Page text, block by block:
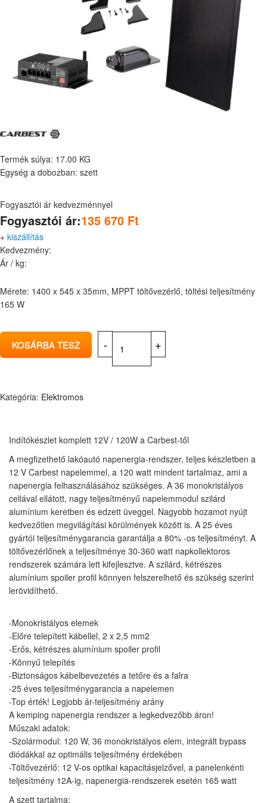
Napelem szett 120W Fekete
Termék súlya: 17.00 KG
Egység a dobozban: szett
Fogyasztói ár kedvezménnyel
Fogyasztói ár:135 670 Ft
+ kiszállítás
Kedvezmény:
Ár / kg:
Mérete: 1400 x 545 x 35mm, MPPT töltővezérlő, töltési teljesítmény
165 W
Kategória: Elektromos
Indítókészlet komplett 12V / 120W a Carbest-től
A megfizethető lakóautó napenergia-rendszer, teljes készletben a
12 V Carbest napelemmel, a 120 watt mindent tartalmaz, ami a
napenergia felhasználásához szükséges. A 36 monokristályos
cellával ellátott, nagy teljesítményű napelemmodul szilárd
alumínium keretben és edzett üveggel. Nagyobb hozamot nyújt
kedvezőtlen megvilágítási körülmények között is. A 25 éves
gyártói teljesítménygarancia garantálja a 80% -os teljesítményt. A
töltővezérlőnek a teljesítménye 30-360 watt napkollektoros
rendszerek számára lett kifejlesztve. A szilárd, kétrészes
alumínium spoiler profil könnyen felszerelhető és szükség szerint
lerövidíthető.
-Monokristályos elemek
-Előre telepített kábellel, 2 x 2,5 mm2
-Erős, kétrészes alumínium spoiler profil
-Könnyű telepítés
-Biztonságos kábelbevezetés a tetőre és a falra
-25 éves teljesítménygarancia a napelemen
-Top érték! Legjobb ár-teljesítmény arány
A kemping napenergia rendszer a legkedvezőbb áron!
Műszaki adatok:
-Szolármodul: 120 W, 36 monokristályos elem, integrált bypass
diódákkal az optimális teljesítmény érdekében
-Töltővezérlő: 12 V-os optikai kapacitásjelzővel, a panelenkénti
teljesítmény 12A-ig, napenergia-rendszerek esetén 165 watt
A szett tartalma: